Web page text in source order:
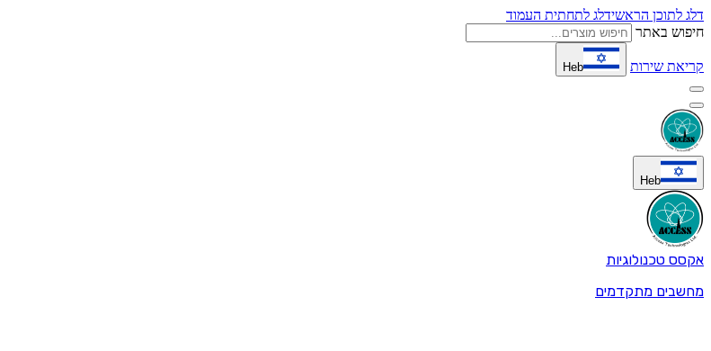
דלג לתוכן הראשידלג לתחתית העמוד
חיפוש באתר
קריאת שירות Heb
Heb
אקסס טכנולוגיות
מחשבים מתקדמים